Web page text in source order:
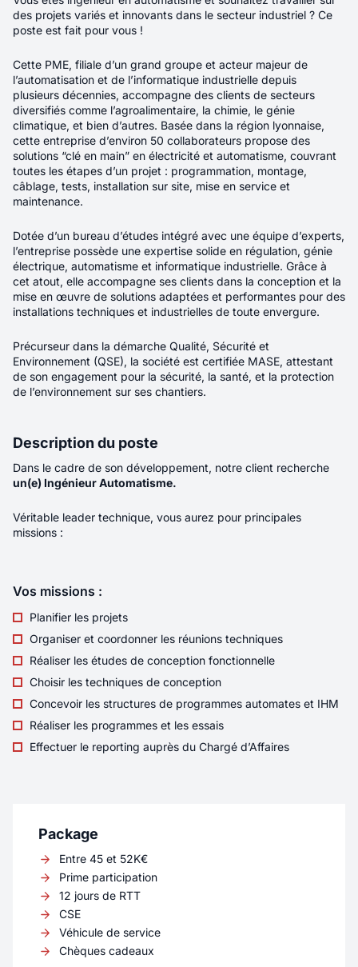
150offres F/H/X
Récence Pertinence
Nouveau
Avocat collaborateur Droit des
sociétés H/F/X
Localité LYON
Rémunération
charge du pôle Corporate, vous intégrez une
équipe qui accompagne ses clients dirigeants
travaillerez en trinôme avec l’Associée et un
assistant juridique, sur un portefeuille de clients
fidèles ainsi que sur des dossiers exceptionnels
particulièrement stimulants.
Développeur C/C++ < 3 ans
d’expérience – Cybersécurité - H/F/X
Contrat
Télétravail
Vous rejoignez une équipe composée de leads
techniques, d’experts cybersécurité et de
développeurs, où les échanges techniques et
les choix d’architecture occupent une place
des projets variés et innovants dans le secteur industriel ? Ce
poste est fait pour vous !
Cette PME, filiale d’un grand groupe et acteur majeur de
l’automatisation et de l’informatique industrielle depuis
plusieurs décennies, accompagne des clients de secteurs
diversifiés comme l’agroalimentaire, la chimie, le génie
climatique, et bien d’autres. Basée dans la région lyonnaise,
cette entreprise d’environ 50 collaborateurs propose des
solutions “clé en main” en électricité et automatisme, couvrant
toutes les étapes d’un projet : programmation, montage,
câblage, tests, installation sur site, mise en service et
maintenance.
Dotée d’un bureau d’études intégré avec une équipe d’experts,
l’entreprise possède une expertise solide en régulation, génie
électrique, automatisme et informatique industrielle. Grâce à
cet atout, elle accompagne ses clients dans la conception et la
mise en œuvre de solutions adaptées et performantes pour des
installations techniques et industrielles de toute envergure.
Précurseur dans la démarche Qualité, Sécurité et
Environnement (QSE), la société est certifiée MASE, attestant
de son engagement pour la sécurité, la santé, et la protection
de l’environnement sur ses chantiers.
Description du poste
Dans le cadre de son développement, notre client recherche
un(e) Ingénieur Automatisme.
Véritable leader technique, vous aurez pour principales
missions :
Vos missions :
Planifier les projets
Organiser et coordonner les réunions techniques
Réaliser les études de conception fonctionnelle
Choisir les techniques de conception
Concevoir les structures de programmes automates et IHM
Réaliser les programmes et les essais
Effectuer le reporting auprès du Chargé d’Affaires
Package
Entre 45 et 52K€
Prime participation
12 jours de RTT
CSE
Véhicule de service
Chèques cadeaux
Déposer un CV (PDF)
Lien vers votre profil LinkedIn
En soumettant ce formulaire, vous accepteznotre politique
de gestion des données personnelles. *
Téléphone *
Qui souhaitez-vous coopter ?
Prénom*
Nom*
Mail*
Téléphone*
de gestion des données personnelles. *